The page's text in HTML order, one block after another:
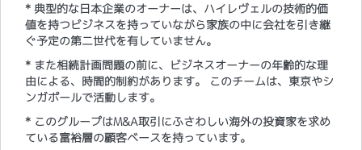
* 典型的な日本企業のオーナーは、ハイレヴェルの技術的価
値を持つビジネスを持っていながら家族の中に会社を引き継
ぐ予定の第二世代を有していません。
* また相続計画問題の前に、ビジネスオーナーの年齢的な理
由による、時間的制約があります。 このチームは、東京やシ
ンガポールで活動します。
* このグループはM&A取引にふさわしい海外の投資家を求め
ている富裕層の顧客ベースを持っています。